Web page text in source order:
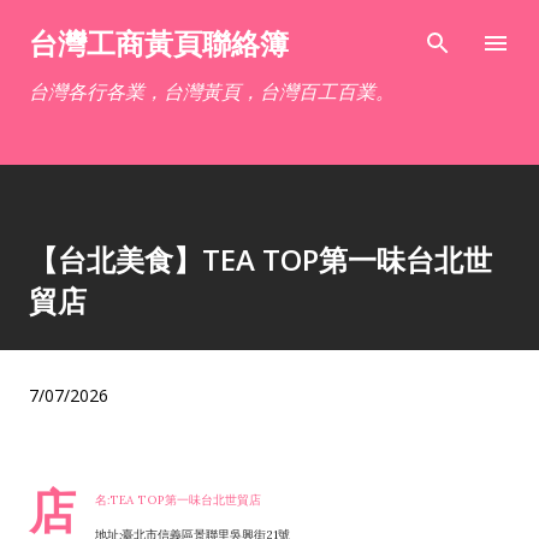
跳到主要內容
台灣工商黃頁聯絡簿
台灣各行各業，台灣黃頁，台灣百工百業。
【台北美食】TEA TOP第一味台北世
貿店
7/07/2026
店 名:TEA TOP第一味台北世貿店
地址:臺北市信義區景聯里吳興街21號